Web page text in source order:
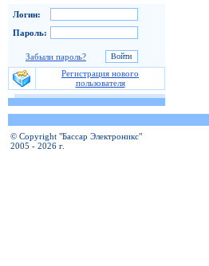
Логин:
Пароль:
Забыли пароль?
Регистрация нового
пользователя
© Copyright "Бассар Электроникс"
2005 - 2026 г.